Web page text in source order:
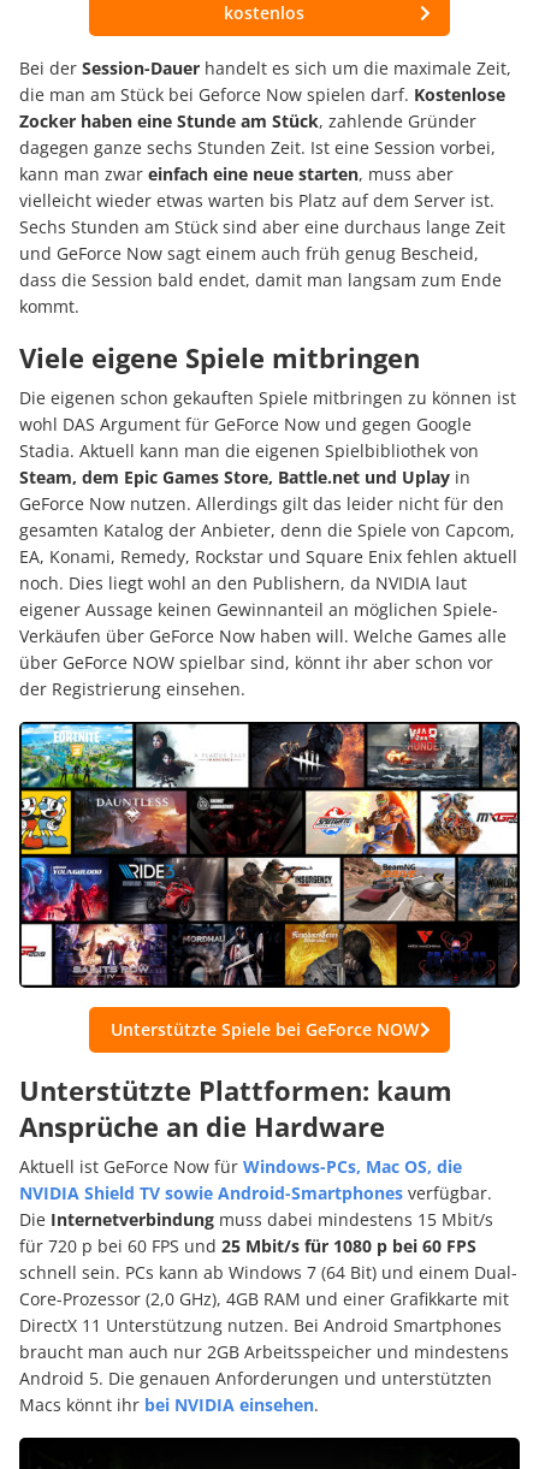
kostenlos
Bei der Session-Dauer handelt es sich um die maximale Zeit,
die man am Stück bei Geforce Now spielen darf. Kostenlose
Zocker haben eine Stunde am Stück, zahlende Gründer
dagegen ganze sechs Stunden Zeit. Ist eine Session vorbei,
kann man zwar einfach eine neue starten, muss aber
vielleicht wieder etwas warten bis Platz auf dem Server ist.
Sechs Stunden am Stück sind aber eine durchaus lange Zeit
und GeForce Now sagt einem auch früh genug Bescheid,
dass die Session bald endet, damit man langsam zum Ende
kommt.
Viele eigene Spiele mitbringen
Die eigenen schon gekauften Spiele mitbringen zu können ist
wohl DAS Argument für GeForce Now und gegen Google
Stadia. Aktuell kann man die eigenen Spielbibliothek von
Steam, dem Epic Games Store, Battle.net und Uplay in
GeForce Now nutzen. Allerdings gilt das leider nicht für den
gesamten Katalog der Anbieter, denn die Spiele von Capcom,
EA, Konami, Remedy, Rockstar und Square Enix fehlen aktuell
noch. Dies liegt wohl an den Publishern, da NVIDIA laut
eigener Aussage keinen Gewinnanteil an möglichen Spiele-
Verkäufen über GeForce Now haben will. Welche Games alle
über GeForce NOW spielbar sind, könnt ihr aber schon vor
der Registrierung einsehen.
Unterstützte Spiele bei GeForce NOW
Unterstützte Plattformen: kaum
Ansprüche an die Hardware
Aktuell ist GeForce Now für Windows-PCs, Mac OS, die
NVIDIA Shield TV sowie Android-Smartphones verfügbar.
Die Internetverbindung muss dabei mindestens 15 Mbit/s
für 720 p bei 60 FPS und 25 Mbit/s für 1080 p bei 60 FPS
schnell sein. PCs kann ab Windows 7 (64 Bit) und einem Dual-
Core-Prozessor (2,0 GHz), 4GB RAM und einer Grafikkarte mit
DirectX 11 Unterstützung nutzen. Bei Android Smartphones
braucht man auch nur 2GB Arbeitsspeicher und mindestens
Android 5. Die genauen Anforderungen und unterstützten
Macs könnt ihr bei NVIDIA einsehen.